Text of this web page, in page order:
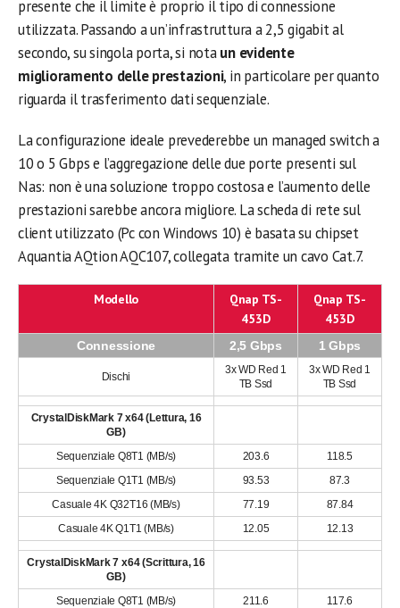
presente che il limite è proprio il tipo di connessione
utilizzata. Passando a un’infrastruttura a 2,5 gigabit al
secondo, su singola porta, si notaun evidente
miglioramento delle prestazioni, in particolare per quanto
riguarda il trasferimento dati sequenziale.
La configurazione ideale prevederebbe un managed switch a
10 o 5 Gbps e l’aggregazione delle due porte presenti sul
Nas: non è una soluzione troppo costosa e l’aumento delle
prestazioni sarebbe ancora migliore. La scheda di rete sul
client utilizzato (Pc con Windows 10) è basata su chipset
Aquantia AQtion AQC107, collegata tramite un cavo Cat.7.
Modello
Qnap TS-
453D
Qnap TS-
453D
Connessione 2,5 Gbps 1 Gbps
Dischi
3x WD Red 1
TB Ssd
3x WD Red 1
TB Ssd
CrystalDiskMark 7 x64 (Lettura, 16
GB)
Sequenziale Q8T1 (MB/s)
203.6
118.5
Sequenziale Q1T1 (MB/s)
93.53
87.3
Casuale 4K Q32T16 (MB/s)
77.19
87.84
Casuale 4K Q1T1 (MB/s)
12.05 12.13
CrystalDiskMark 7 x64 (Scrittura, 16
GB)
Sequenziale Q8T1 (MB/s)
211.6
117.6